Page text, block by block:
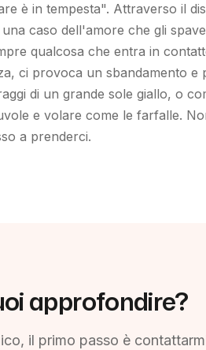
è in tempesta". Attraverso il
caso dell'amore che gli
qualcosa che entra in
ci provoca un sbandamento e
di un grande sole giallo, o
e volare come le farfalle.
a prenderci.
approfondire?
il primo passo è